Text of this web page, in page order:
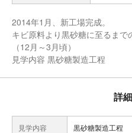
2014年1月、新工場完成。
キビ原料より黒砂糖に至るまで
（12月～3月頃）
見学内容 黒砂糖製造工程
詳
見学内容 黒砂糖製造工程